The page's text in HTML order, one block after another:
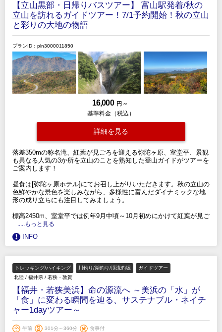
【立山黒部・日帰りバスツアー】 富山駅発着/秋の
立山を訪れるガイドツアー！7/1予約開始！秋の立山
と彩りの大地の物語
プランID：pln3000011850
16,000 円 ～
基準料金（税込）
詳細を見る
落差350mの称名滝、紅葉が見ごろを迎える弥陀ヶ原、室堂平、景観
も異なる人気の3か所を立山のことを熟知した登山ガイドがツアーを
ご案内します！
昼食は[弥陀ヶ原ホテル]にてお召し上がりいただきます。秋の立山の
色鮮やかな景色を楽しみながら、多様性に富んだダイナミックな地
形の成り立ちにも注目してみましょう。
標高2450m、室堂平では例年9月中頃～10月初めにかけて紅葉が見ご
.....もっと見る
INFO
トレッキング/ハイキング 川釣り/湖釣り/渓流釣堀
ガイドツアー
北陸 / 福井県 / 若狭・敦賀
【福井・若狭美浜】命の源流へ ～美浜の「水」が
「食」に変わる瞬間を辿る、サステナブル・ネイチ
ャー1dayツアー～
午前 301分～360分
食事付